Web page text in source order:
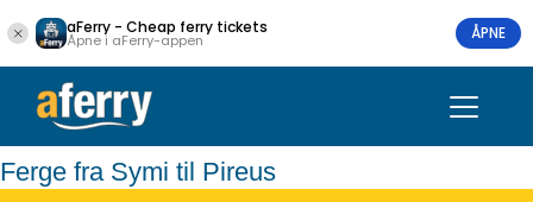
aFerry - Cheap ferry tickets
Åpne i aFerry-appen ÅPNE
Ferge fra Symi til Pireus